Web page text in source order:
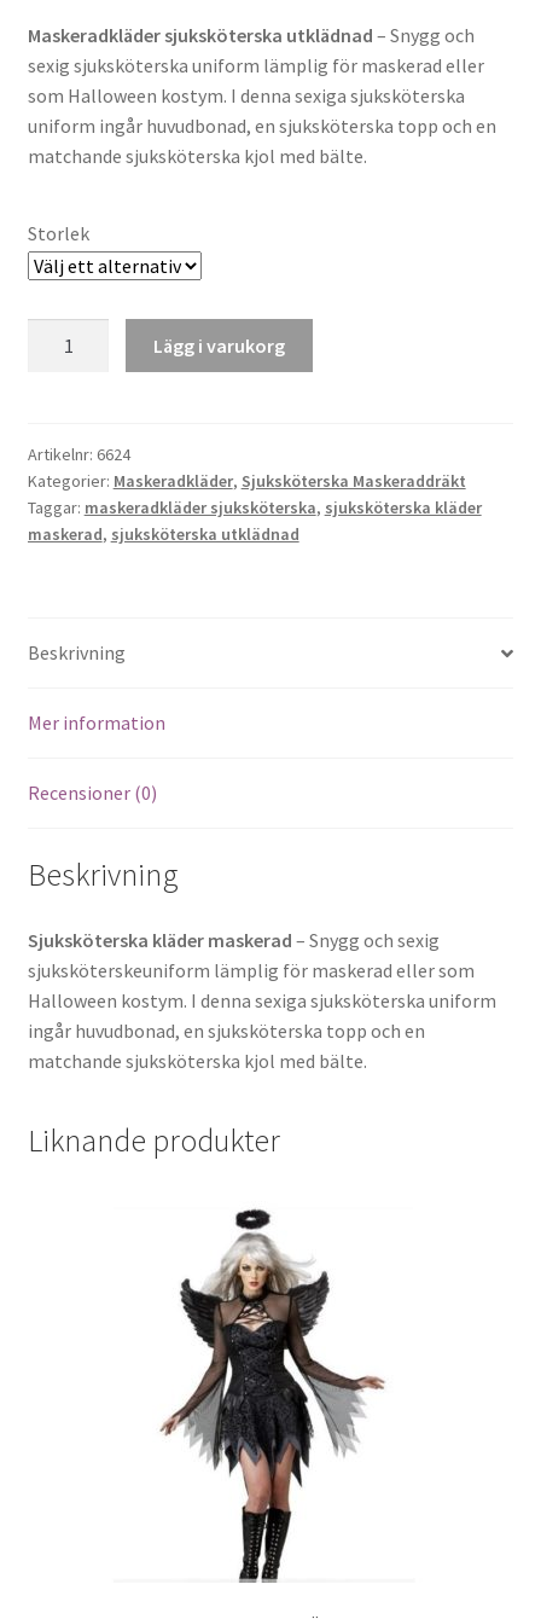
Maskeradkläder sjuksköterska utklädnad – Snygg och
sexig sjuksköterska uniform lämplig för maskerad eller
som Halloween kostym. I denna sexiga sjuksköterska
uniform ingår huvudbonad, en sjuksköterska topp och en
matchande sjuksköterska kjol med bälte.
Storlek
Lägg i varukorg
Artikelnr: 6624
Kategorier: Maskeradkläder, Sjuksköterska Maskeraddräkt
Taggar: maskeradkläder sjuksköterska, sjuksköterska kläder
maskerad, sjuksköterska utklädnad
Beskrivning
Mer information
Recensioner (0)
Beskrivning
Sjuksköterska kläder maskerad – Snygg och sexig
sjuksköterskeuniform lämplig för maskerad eller som
Halloween kostym. I denna sexiga sjuksköterska uniform
ingår huvudbonad, en sjuksköterska topp och en
matchande sjuksköterska kjol med bälte.
Liknande produkter